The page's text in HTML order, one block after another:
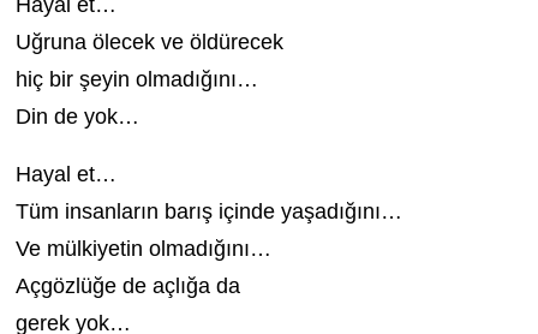
Hayal et…
Uğruna ölecek ve öldürecek
hiç bir şeyin olmadığını…
Din de yok…
Hayal et…
Tüm insanların barış içinde yaşadığını…
Ve mülkiyetin olmadığını…
Açgözlüğe de açlığa da
gerek yok…